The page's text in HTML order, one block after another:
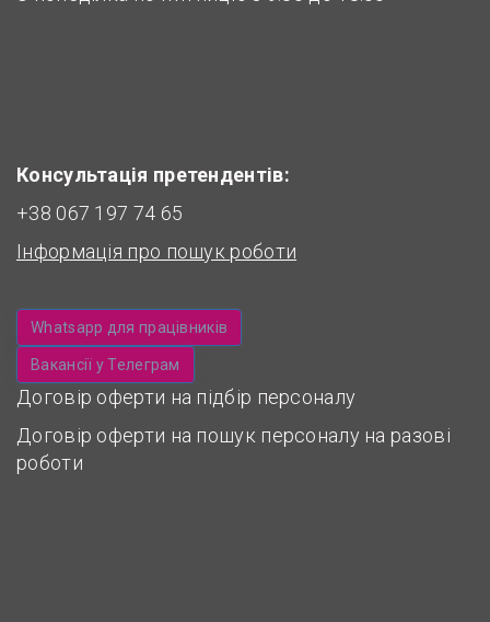
Консультація претендентів:
+38 067 197 74 65
Інформація про пошук роботи
Whatsapp для працівників
Вакансії у Телеграм
Договір оферти на підбір персоналу
Договір оферти на пошук персоналу на разові
роботи